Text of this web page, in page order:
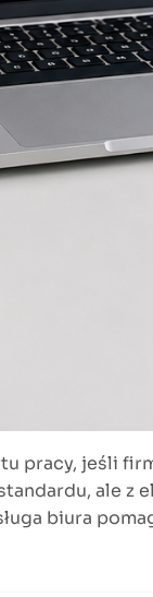
pracy, jeśli
ale
biura